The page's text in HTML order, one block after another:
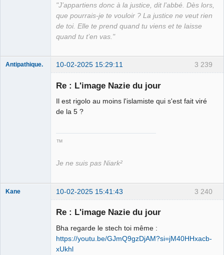
"J’appartiens donc à la justice, dit l’abbé. Dès lors,
que pourrais-je te vouloir ? La justice ne veut rien
de toi. Elle te prend quand tu viens et te laisse
quand tu t’en vas."
3 239
Antipathique. 10-02-2025 15:29:11
Re : L'image Nazie du jour
Il est rigolo au moins l'islamiste qui s'est fait viré
de la 5 ?
™
Je ne suis pas Niark²
3 240
Kane 10-02-2025 15:41:43
Re : L'image Nazie du jour
Bha regarde le stech toi même :
https://youtu.be/GJmQ9gzDjAM?si=jM40HHxacb-
xUkhl